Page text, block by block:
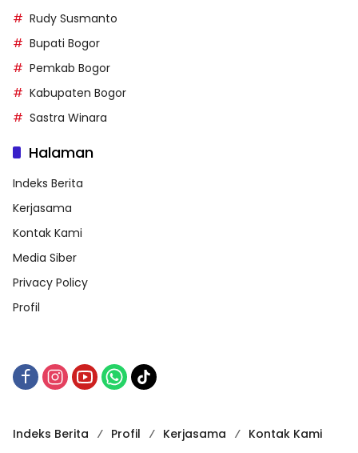
Rudy Susmanto
Bupati Bogor
Pemkab Bogor
Kabupaten Bogor
Sastra Winara
Halaman
Indeks Berita
Kerjasama
Kontak Kami
Media Siber
Privacy Policy
Profil
Indeks Berita Profil Kerjasama Kontak Kami